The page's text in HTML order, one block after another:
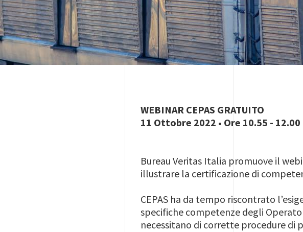
WEBINAR CEPAS GRATUITO
11 Ottobre 2022 • Ore 10.55 - 12.00
Bureau Veritas Italia promuove il
illustrare la certificazione di
CEPAS ha da tempo riscontrato
specifiche competenze degli
necessitano di corrette procedure di